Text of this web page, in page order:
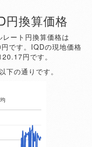
円換算価格
ート円換算価格は
です。IQDの現地価格
円です。
の通りです。